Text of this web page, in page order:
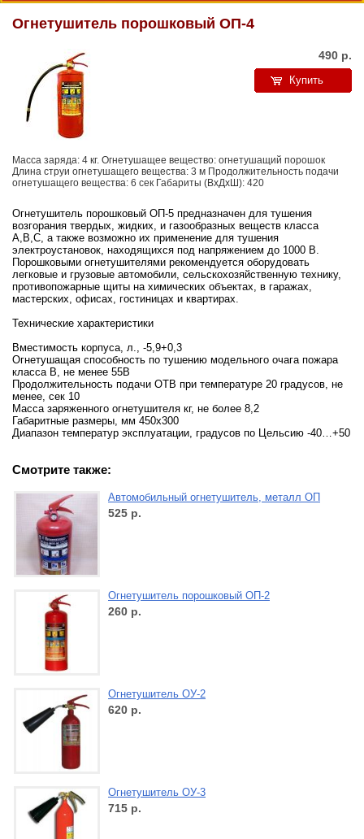
Огнетушитель порошковый ОП-4
490 р.
Купить
Масса заряда: 4 кг. Огнетушащее вещество: огнетушащий порошок
Длина струи огнетушащего вещества: 3 м Продолжительность подачи
огнетушащего вещества: 6 сек Габариты (ВхДхШ): 420
Огнетушитель порошковый ОП-5 предназначен для тушения
возгорания твердых, жидких, и газообразных веществ класса
А,В,С, а также возможно их применение для тушения
электроустановок, находящихся под напряжением до 1000 В.
Порошковыми огнетушителями рекомендуется оборудовать
легковые и грузовые автомобили, сельскохозяйственную технику,
противопожарные щиты на химических объектах, в гаражах,
мастерских, офисах, гостиницах и квартирах.
Технические характеристики
Вместимость корпуса, л., -5,9+0,3
Огнетушащая способность по тушению модельного очага пожара
класса В, не менее 55В
Продолжительность подачи ОТВ при температуре 20 градусов, не
менее, сек 10
Масса заряженного огнетушителя кг, не более 8,2
Габаритные размеры, мм 450х300
Диапазон температур эксплуатации, градусов по Цельсию -40…+50
Смотрите также:
Автомобильный огнетушитель, металл ОП
525 р.
Огнетушитель порошковый ОП-2
260 р.
Огнетушитель ОУ-2
620 р.
Огнетушитель ОУ-3
715 р.